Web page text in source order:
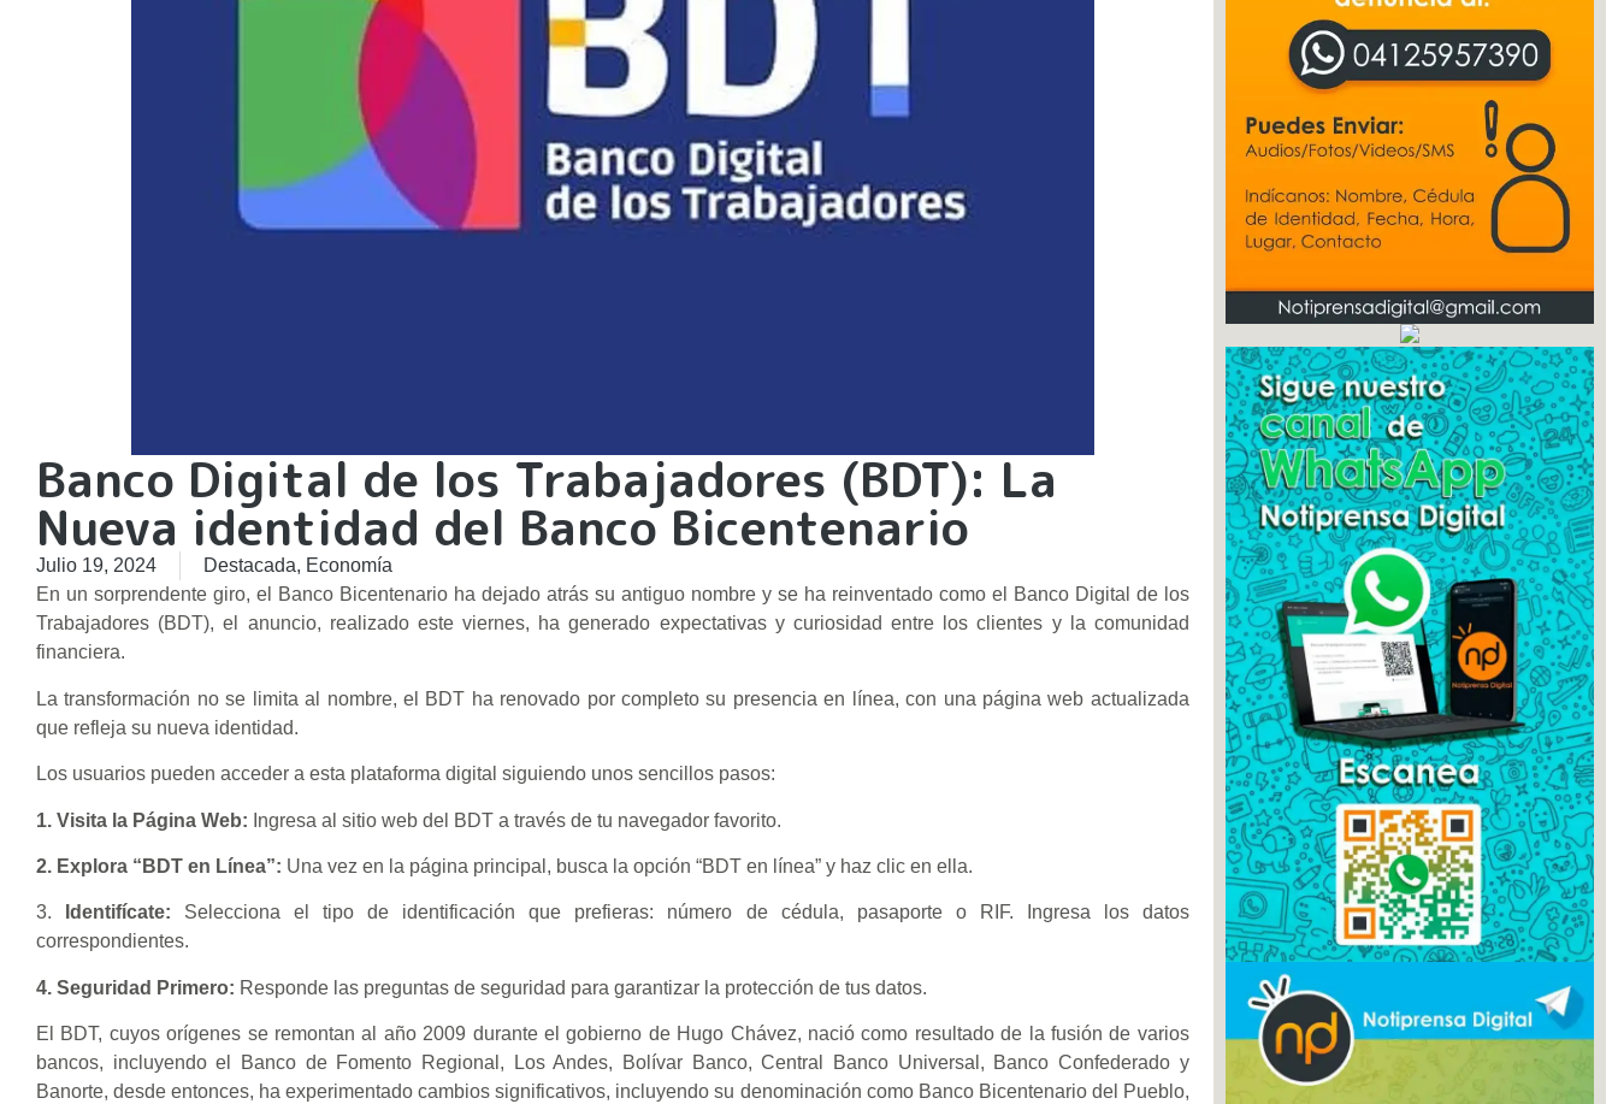
Banco Digital de los Trabajadores (BDT): La
Nueva identidad del Banco Bicentenario
Julio 19, 2024 Destacada, Economía
En un sorprendente giro, el Banco Bicentenario ha dejado atrás su antiguo nombre y se ha reinventado como el Banco Digital de los
Trabajadores (BDT), el anuncio, realizado este viernes, ha generado expectativas y curiosidad entre los clientes y la comunidad
financiera.
La transformación no se limita al nombre, el BDT ha renovado por completo su presencia en línea, con una página web actualizada
que refleja su nueva identidad.
Los usuarios pueden acceder a esta plataforma digital siguiendo unos sencillos pasos:
1. Visita la Página Web: Ingresa al sitio web del BDT a través de tu navegador favorito.
2. Explora “BDT en Línea”: Una vez en la página principal, busca la opción “BDT en línea” y haz clic en ella.
3. Identifícate: Selecciona el tipo de identificación que prefieras: número de cédula, pasaporte o RIF. Ingresa los datos
correspondientes.
4. Seguridad Primero: Responde las preguntas de seguridad para garantizar la protección de tus datos.
El BDT, cuyos orígenes se remontan al año 2009 durante el gobierno de Hugo Chávez, nació como resultado de la fusión de varios
bancos, incluyendo el Banco de Fomento Regional, Los Andes, Bolívar Banco, Central Banco Universal, Banco Confederado y
Banorte, desde entonces, ha experimentado cambios significativos, incluyendo su denominación como Banco Bicentenario del Pueblo,